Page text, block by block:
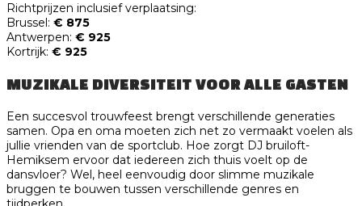
Richtprijzen inclusief verplaatsing:
Brussel: € 875
Antwerpen: € 925
Kortrijk: € 925
MUZIKALE DIVERSITEIT VOOR ALLE GASTEN
Een succesvol trouwfeest brengt verschillende generaties
samen. Opa en oma moeten zich net zo vermaakt voelen als
jullie vrienden van de sportclub. Hoe zorgt DJ bruiloft-
Hemiksem ervoor dat iedereen zich thuis voelt op de
dansvloer? Wel, heel eenvoudig door slimme muzikale
bruggen te bouwen tussen verschillende genres en